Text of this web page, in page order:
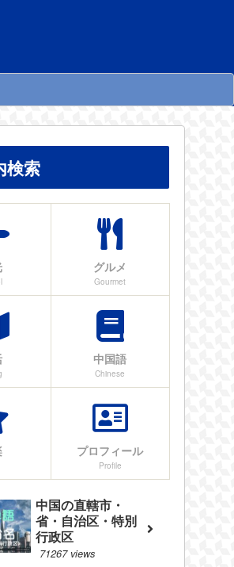
検索
グルメ
Gourmet
中国語
Chinese
プロフィール
Profile
中国の直轄市・
省・自治区・特別
行政区
71267 views